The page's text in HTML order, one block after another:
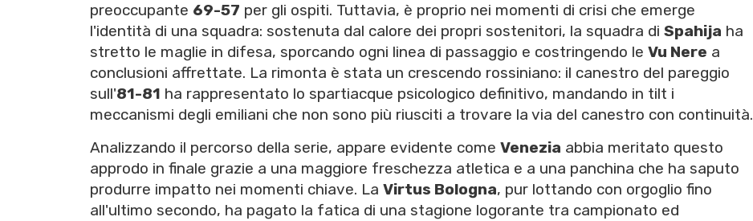
preoccupante 69-57 per gli ospiti. Tuttavia, è proprio nei momenti di crisi che emerge
l'identità di una squadra: sostenuta dal calore dei propri sostenitori, la squadra di Spahija ha
stretto le maglie in difesa, sporcando ogni linea di passaggio e costringendo le Vu Nere a
conclusioni affrettate. La rimonta è stata un crescendo rossiniano: il canestro del pareggio
sull'81-81 ha rappresentato lo spartiacque psicologico definitivo, mandando in tilt i
meccanismi degli emiliani che non sono più riusciti a trovare la via del canestro con continuità.
Analizzando il percorso della serie, appare evidente come Venezia abbia meritato questo
approdo in finale grazie a una maggiore freschezza atletica e a una panchina che ha saputo
produrre impatto nei momenti chiave. La Virtus Bologna, pur lottando con orgoglio fino
all'ultimo secondo, ha pagato la fatica di una stagione logorante tra campionato ed